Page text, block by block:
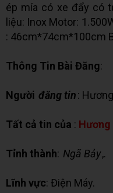
ép mía có xe đẩy có
liệu: Inox Motor:
: 46cm*74cm*100cm
Thông Tin Bài Đăng:
Người đăng tin:
Tất cả tin của :
Tỉnh thành: Ngã Bảy,.
Lĩnh vực: Điện Máy.